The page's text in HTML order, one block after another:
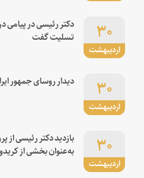
اردیبهشت
۳۰
دکتر رئیسی در پیامی
تسلیت گفت
اردیبهشت
۳۰ دیدار روسای جمهور
اردیبهشت
۳۰
بازدید دکتر رئیسی از
به‌عنوان بخشی از